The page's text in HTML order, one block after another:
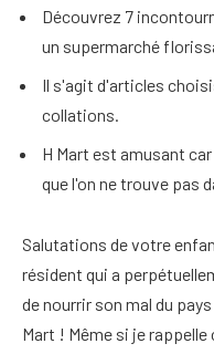
Découvrez 7
un supermarché
Il s'agit d'articles
collations.
H Mart est amusant
que l'on ne trouve pas
Salutations de votre
résident qui a
de nourrir son mal du
Mart ! Même si je